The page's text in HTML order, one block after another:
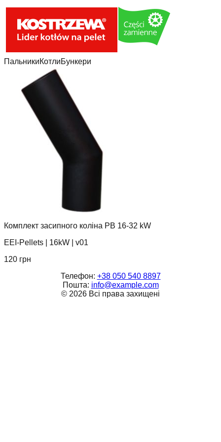
ПальникиКотлиБункери
Комплект засипного коліна PB 16-32 kW
EEI-Pellets
16kW
v01
120 грн
Телефон: +38 050 540 8897
Пошта: info@example.com
© 2026 Всі права захищені